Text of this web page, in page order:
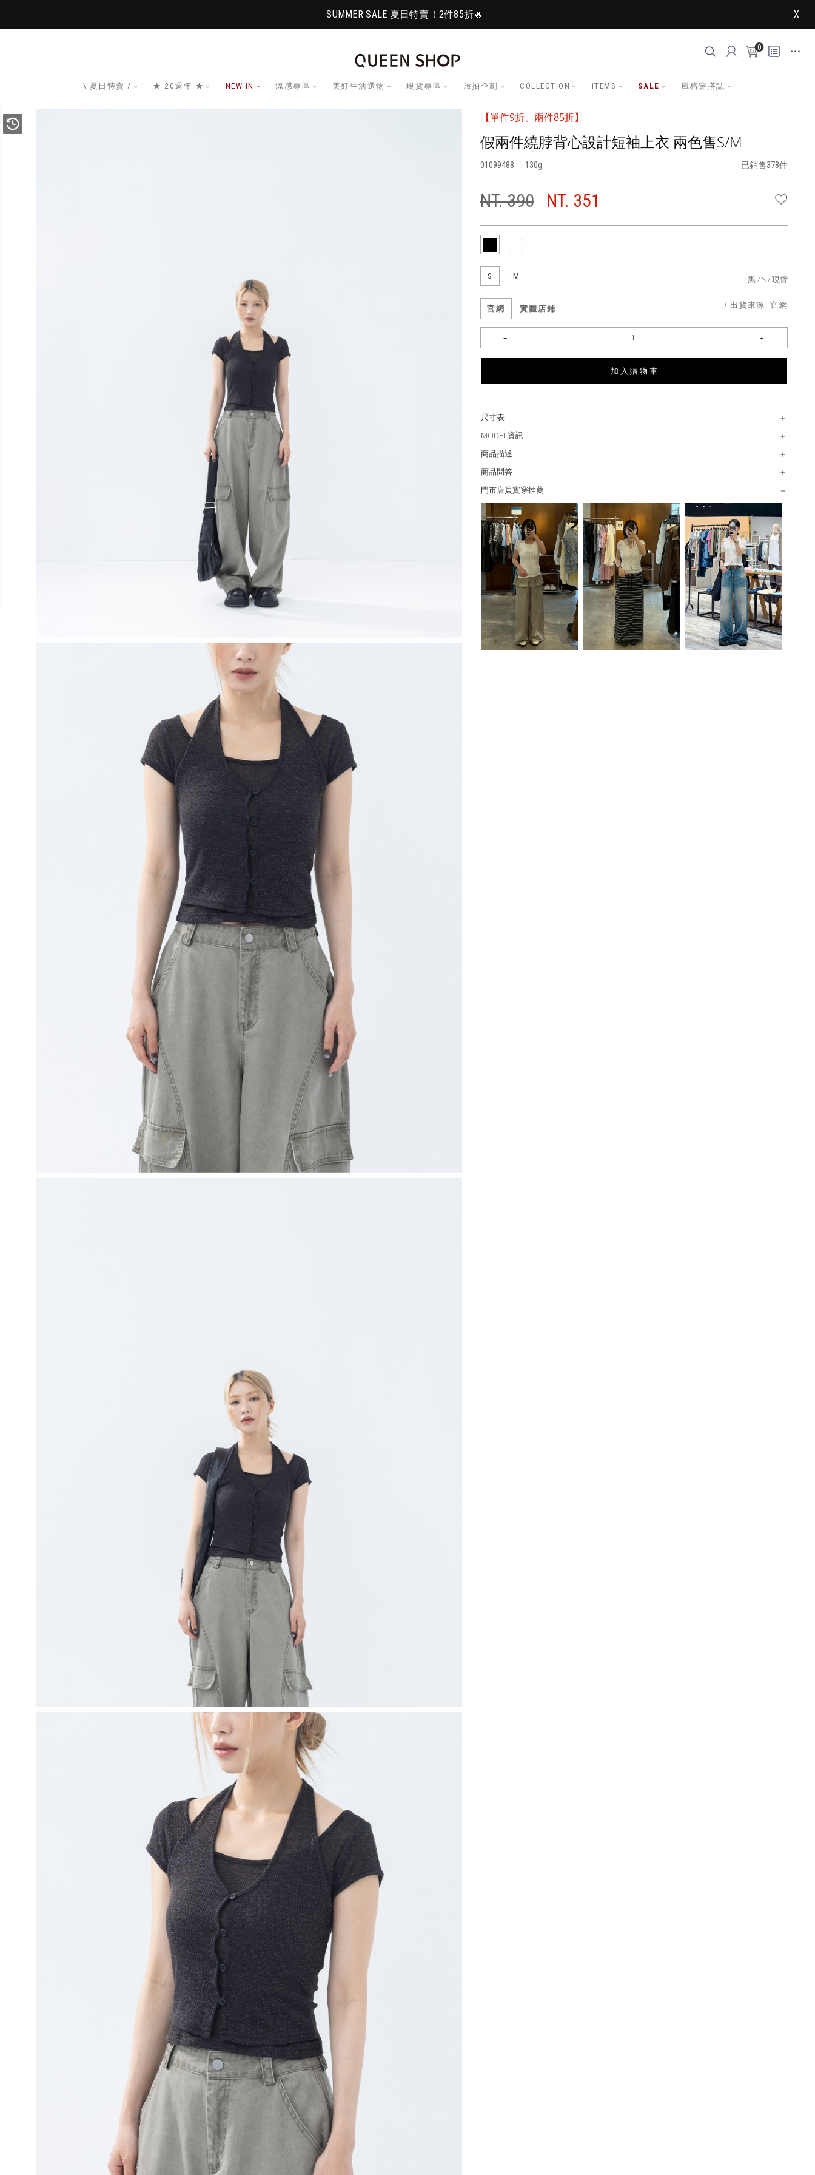
SUMMER SALE 夏日特賣！2件85折🔥 X
0
\ 夏日特賣 / ★ 20週年 ★ NEW IN 涼感專區 美好生活選物 現貨專區 旅拍企劃 COLLECTION ITEMS SALE 風格穿搭誌
【單件9折、兩件85折】
假兩件繞脖背心設計短袖上衣 兩色售S/M
01099488 130 已銷售378件
NT. 390 NT. 351
S M 黑 S 現貨
官網 實體店鋪 / 出貨來源:官網
加 入 購 物 車
尺寸表
MODEL資訊
商品描述
商品問答
門市店員實穿推薦